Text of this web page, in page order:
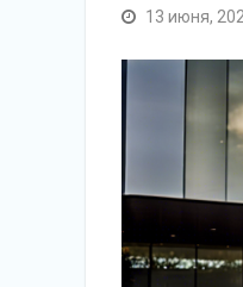
13 июня,